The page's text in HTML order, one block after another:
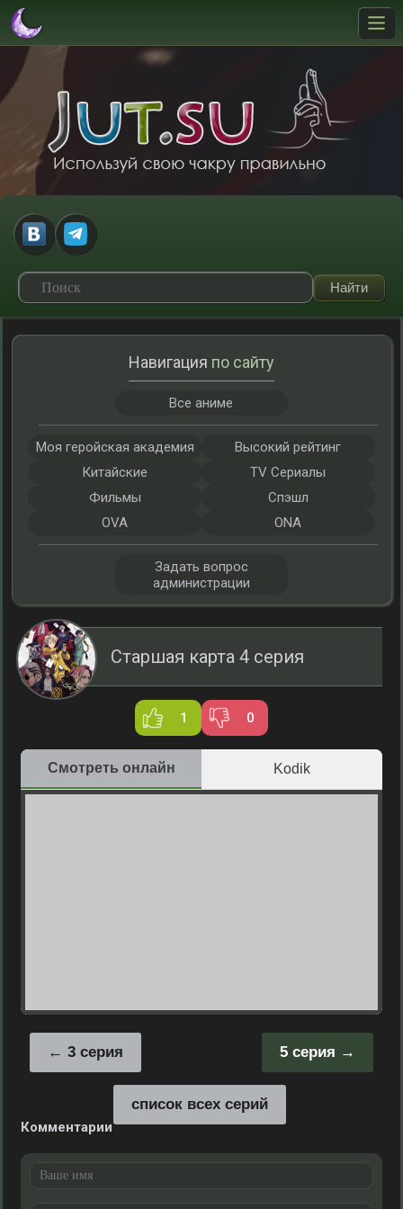
Старшая карта 4 серия
1 0
Смотреть онлайн Kodik
5 серия
3 серия
список всех серий
Комментарии
Навигация по сайту
Все аниме
Моя геройская академия
Высокий рейтинг
Китайские
TV Сериалы
Фильмы
Спэшл
OVA
ONA
Задать вопрос
администрации